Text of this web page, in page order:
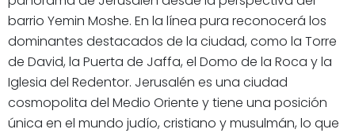
barrio Yemin Moshe. En la línea pura reconocerá los
dominantes destacados de la ciudad, como la Torre
de David, la Puerta de Jaffa, el Domo de la Roca y la
Iglesia del Redentor. Jerusalén es una ciudad
cosmopolita del Medio Oriente y tiene una posición
única en el mundo judío, cristiano y musulmán, lo que